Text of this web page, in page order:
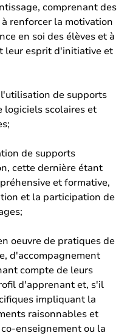
comprenant des
renforcer la motivation
en soi des élèves et à
leur esprit d'initiative et
de supports
logiciels scolaires et
de supports
cette dernière étant
et formative,
et la participation de
oeuvre de pratiques de
d'accompagnement
compte de leurs
d'apprenant et, s'il
impliquant la
raisonnables et
enseignement ou la